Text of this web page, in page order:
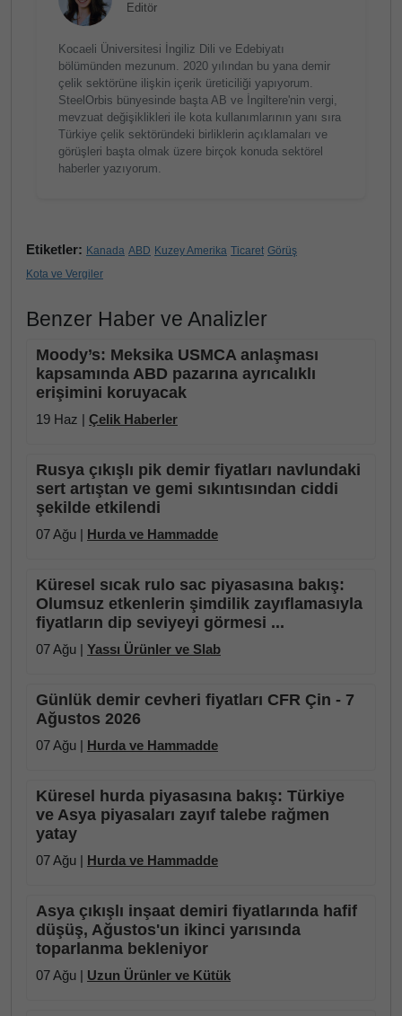
Editör
Kocaeli Üniversitesi İngiliz Dili ve Edebiyatı
bölümünden mezunum. 2020 yılından bu yana demir
çelik sektörüne ilişkin içerik üreticiliği yapıyorum.
SteelOrbis bünyesinde başta AB ve İngiltere'nin vergi,
mevzuat değişiklikleri ile kota kullanımlarının yanı sıra
Türkiye çelik sektöründeki birliklerin açıklamaları ve
görüşleri başta olmak üzere birçok konuda sektörel
haberler yazıyorum.
Etiketler: Kanada ABD Kuzey Amerika Ticaret Görüş
Kota ve Vergiler
Benzer Haber ve Analizler
Moody’s: Meksika USMCA anlaşması
kapsamında ABD pazarına ayrıcalıklı
erişimini koruyacak
19 Haz | Çelik Haberler
Rusya çıkışlı pik demir fiyatları navlundaki
sert artıştan ve gemi sıkıntısından ciddi
şekilde etkilendi
07 Ağu | Hurda ve Hammadde
Küresel sıcak rulo sac piyasasına bakış:
Olumsuz etkenlerin şimdilik zayıflamasıyla
fiyatların dip seviyeyi görmesi ...
07 Ağu | Yassı Ürünler ve Slab
Günlük demir cevheri fiyatları CFR Çin - 7
Ağustos 2026
07 Ağu | Hurda ve Hammadde
Küresel hurda piyasasına bakış: Türkiye
ve Asya piyasaları zayıf talebe rağmen
yatay
07 Ağu | Hurda ve Hammadde
Asya çıkışlı inşaat demiri fiyatlarında hafif
düşüş, Ağustos'un ikinci yarısında
toparlanma bekleniyor
07 Ağu | Uzun Ürünler ve Kütük